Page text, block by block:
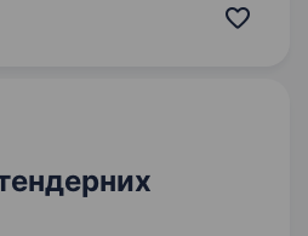
навички роботи